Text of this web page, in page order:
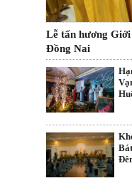
Lễ tấn hương
Đồng Nai